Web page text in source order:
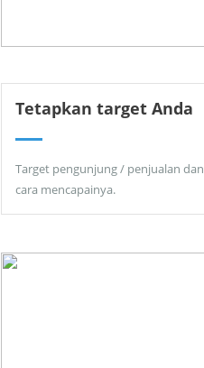
Tetapkan target Anda
Target pengunjung / penjualan dan
cara mencapainya.